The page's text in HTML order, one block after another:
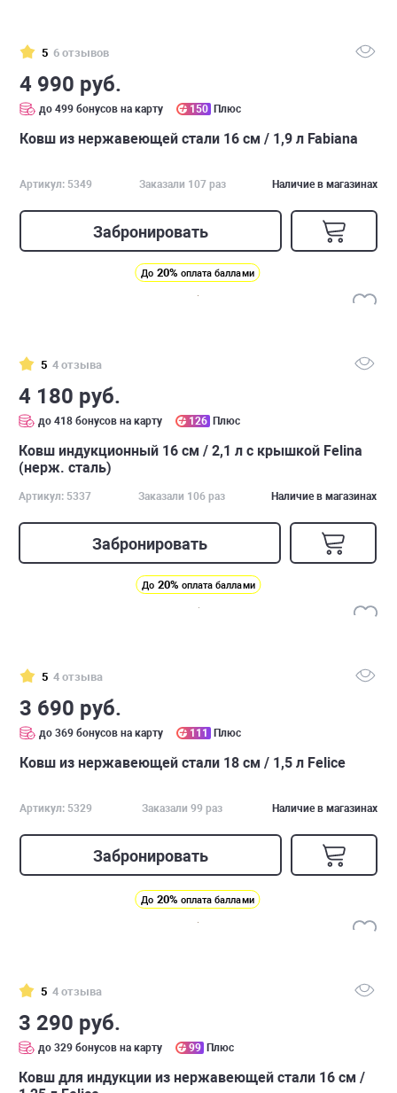
5 6 отзывов
4 990 руб.
до 499 бонусов на карту 150 Плюс
Ковш из нержавеющей стали 16 см / 1,9 л Fabiana
Артикул: 5349 Заказали 107 раз Наличие в магазинах
Забронировать
До 20% оплата баллами
5 4 отзыва
4 180 руб.
до 418 бонусов на карту 126 Плюс
Ковш индукционный 16 см / 2,1 л с крышкой Felina
(нерж. сталь)
Артикул: 5337 Заказали 106 раз Наличие в магазинах
Забронировать
До 20% оплата баллами
5 4 отзыва
3 690 руб.
до 369 бонусов на карту 111 Плюс
Ковш из нержавеющей стали 18 см / 1,5 л Felice
Артикул: 5329 Заказали 99 раз Наличие в магазинах
Забронировать
До 20% оплата баллами
5 4 отзыва
3 290 руб.
до 329 бонусов на карту 99 Плюс
Ковш для индукции из нержавеющей стали 16 см /